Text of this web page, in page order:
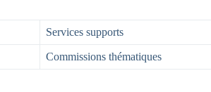
Services supports
Commissions thématiques